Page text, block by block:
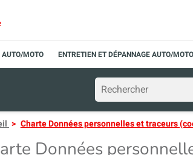
AUTO/MOTO ENTRETIEN ET DÉPANNAGE AUTO/MOTO
Charte Données personnelles et traceurs
Données